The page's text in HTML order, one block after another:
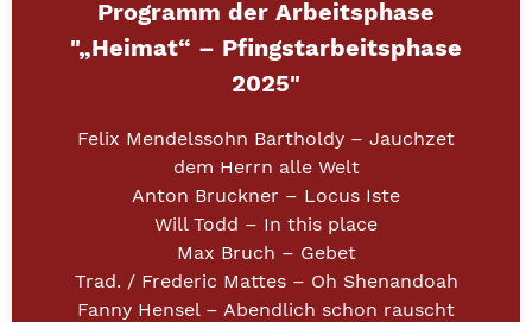
Programm der Arbeitsphase
"„Heimat“ – Pfingstarbeitsphase
2025"
Felix Mendelssohn Bartholdy – Jauchzet
dem Herrn alle Welt
Anton Bruckner – Locus Iste
Will Todd – In this place
Max Bruch – Gebet
Trad. / Frederic Mattes – Oh Shenandoah
Fanny Hensel – Abendlich schon rauscht